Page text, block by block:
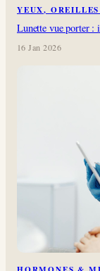
YEUX,
Lunette vue porter :
16 Jan 2026